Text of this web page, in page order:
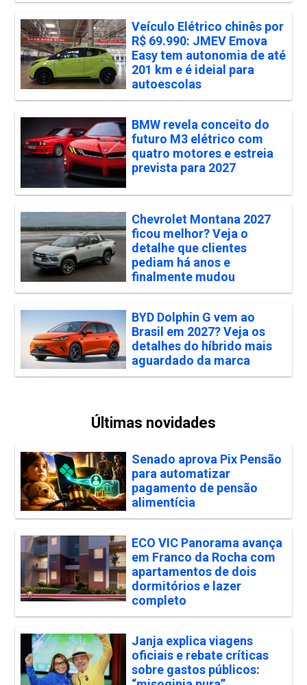
Veículo Elétrico chinês por
R$ 69.990: JMEV Emova
Easy tem autonomia de até
201 km e é ideial para
autoescolas
BMW revela conceito do
futuro M3 elétrico com
quatro motores e estreia
prevista para 2027
Chevrolet Montana 2027
ficou melhor? Veja o
detalhe que clientes
pediam há anos e
finalmente mudou
BYD Dolphin G vem ao
Brasil em 2027? Veja os
detalhes do híbrido mais
aguardado da marca
Últimas novidades
Senado aprova Pix Pensão
para automatizar
pagamento de pensão
alimentícia
ECO VIC Panorama avança
em Franco da Rocha com
apartamentos de dois
dormitórios e lazer
completo
Janja explica viagens
oficiais e rebate críticas
sobre gastos públicos: